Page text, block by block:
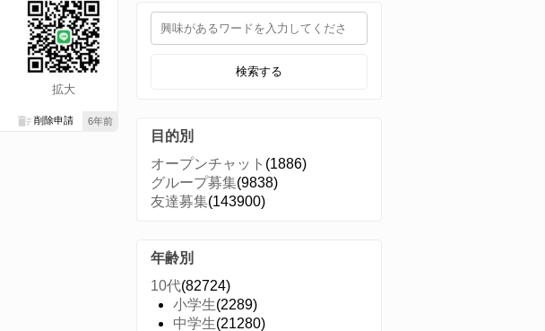
拡大
6年前
削除申請
検索する
目的別
オープンチャット (1886)
グループ募集(9838)
友達募集(143900)
年齢別
10代(82724)
小学生(2289)
中学生(21280)